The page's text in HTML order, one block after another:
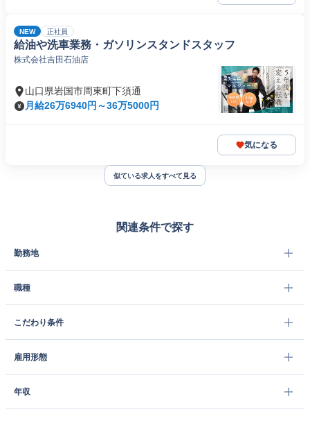
NEW 正社員
給油や洗車業務・ガソリンスタンドスタッフ
株式会社吉田石油店
山口県岩国市周東町下須通
月給26万6940円～36万5000円
気になる
似ている求人をすべて見る
関連条件で探す
勤務地
職種
こだわり条件
雇用形態
年収